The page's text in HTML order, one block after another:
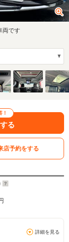
両です
る
店予約をする
詳細を見る